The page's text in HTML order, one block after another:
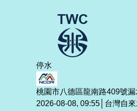
停水
桃園市八德區龍南路409號漏
2026-08-08, 09:55│台灣自來